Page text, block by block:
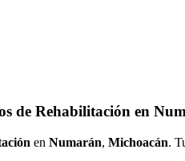
de Rehabilitación en
en Numarán, Michoacán.